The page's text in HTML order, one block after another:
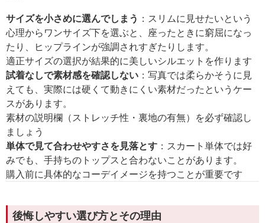
サイズを小さめに選んでしまう ：スリムに見せたいという
心理からワンサイズ下を選ぶと、座ったときに窮屈になっ
たり、ヒップラインが強調されすぎたりします。
適正サイズの選択が結果的に美しいシルエットを作ります
試着なしで素材感を確認しない ：写真では柔らかそうに見
えても、実際には硬くて動きにくい素材だったというケー
スがあります。
素材の説明欄（ストレッチ性・裏地の有無）を必ず確認し
ましょう
単体で見て合わせやすさを見落とす ：スカート単体では好
みでも、手持ちのトップスと合わないことがあります。
購入前に具体的なコーデイメージを持つことが重要です
後悔しやすい選び方とその理由